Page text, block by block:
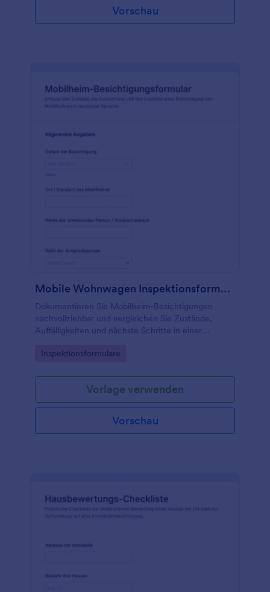
Vorschau
Mobile Wohnwagen Inspektionsformular
Dokumentieren Sie Mobilheim-Besichtigungen
nachvollziehbar und vergleichen Sie Zustände,
Auffälligkeiten und nächste Schritte in einer
Vermietung oder Instandhaltung.
Go to Category:
Inspektionsformulare
Vorlage verwenden
Vorschau